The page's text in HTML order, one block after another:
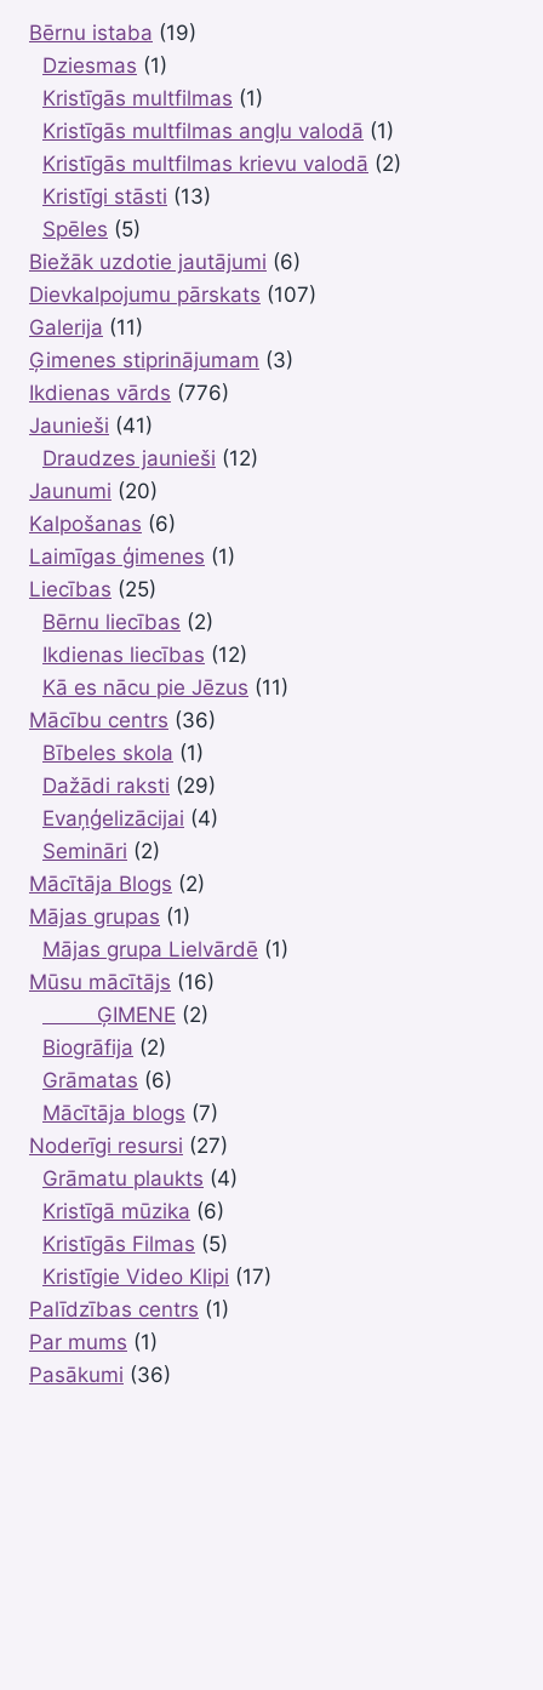
VIŅŠ
ATRAST
CEĻU
ATPAKAĻ!
Bērnu istaba (19)
Dziesmas (1)
Kristīgās multfilmas (1)
Kristīgās multfilmas angļu valodā (1)
Kristīgās multfilmas krievu valodā (2)
Kristīgi stāsti (13)
Spēles (5)
Biežāk uzdotie jautājumi (6)
Dievkalpojumu pārskats (107)
Galerija (11)
Ģimenes stiprinājumam (3)
Ikdienas vārds (776)
Jaunieši (41)
Draudzes jaunieši (12)
Jaunumi (20)
Kalpošanas (6)
Laimīgas ģimenes (1)
Liecības (25)
Bērnu liecības (2)
Ikdienas liecības (12)
Kā es nācu pie Jēzus (11)
Mācību centrs (36)
Bībeles skola (1)
Dažādi raksti (29)
Evaņģelizācijai (4)
Semināri (2)
Mācītāja Blogs (2)
Mājas grupas (1)
Mājas grupa Lielvārdē (1)
Mūsu mācītājs (16)
ĢIMENE (2)
Biogrāfija (2)
Grāmatas (6)
Mācītāja blogs (7)
Noderīgi resursi (27)
Grāmatu plaukts (4)
Kristīgā mūzika (6)
Kristīgās Filmas (5)
Kristīgie Video Klipi (17)
Palīdzības centrs (1)
Par mums (1)
Pasākumi (36)